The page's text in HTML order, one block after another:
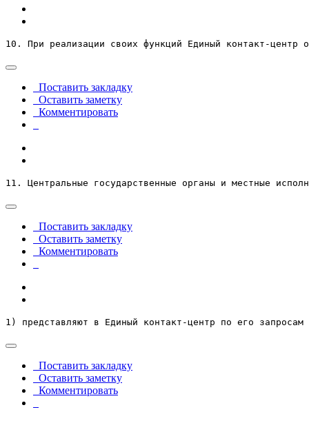
10. При реализации своих функций Единый контакт-центр
Поставить закладку
Оставить заметку
Комментировать
11. Центральные государственные органы и местные
Поставить закладку
Оставить заметку
Комментировать
1) представляют в Единый контакт-центр по его
Поставить закладку
Оставить заметку
Комментировать